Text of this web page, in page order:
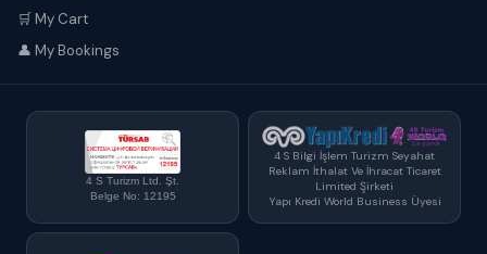
🛒 My Cart
👤 My Bookings
4 S Turizm Ltd. Şt.
Belge No: 12195
4 S Bilgi İşlem Turizm Seyahat
Reklam İthalat Ve İhracat Ticaret
Limited Şirketi
Yapı Kredi World Business Üyesi